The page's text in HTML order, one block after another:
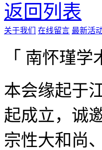
返回列表
关于我们 在线留言 最新活
「 南怀瑾
本会缘起于
起成立，诚
宗性大和尚